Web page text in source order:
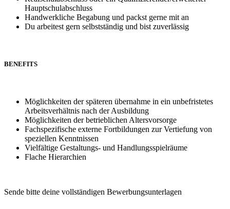
Hauptschulabschluss
Handwerkliche Begabung und packst gerne mit an
Du arbeitest gern selbstständig und bist zuverlässig
BENEFITS
Möglichkeiten der späteren übernahme in ein unbefristetes
Arbeitsverhältnis nach der Ausbildung
Möglichkeiten der betrieblichen Altersvorsorge
Fachspezifische externe Fortbildungen zur Vertiefung von
speziellen Kenntnissen
Vielfältige Gestaltungs- und Handlungsspielräume
Flache Hierarchien
Sende bitte deine vollständigen Bewerbungsunterlagen